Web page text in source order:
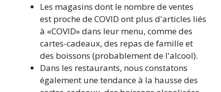
Les magasins dont le nombre de ventes
est proche de COVID ont plus d'articles liés
à «COVID» dans leur menu, comme des
cartes-cadeaux, des repas de famille et
des boissons (probablement de l'alcool).
Dans les restaurants, nous constatons
également une tendance à la hausse des